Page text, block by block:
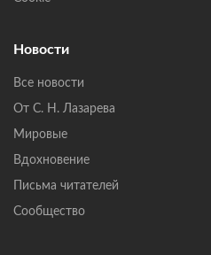
Новости
Все новости
От С. Н. Лазарева
Мировые
Вдохновение
Письма читателей
Сообщество